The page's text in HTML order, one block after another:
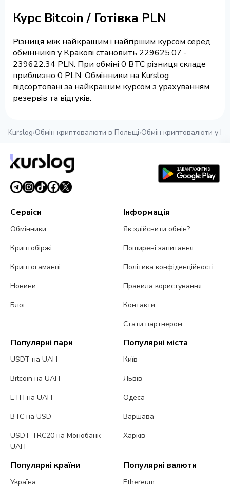
Курс Bitcoin / Готівка PLN
Різниця між найкращим і найгіршим курсом серед
обмінників у Кракові становить 229625.07 -
239622.34 PLN. При обміні 0 BTC різниця складе
приблизно 0 PLN. Обмінники на Kurslog
відсортовані за найкращим курсом з урахуванням
резервів та відгуків.
Kurslog›Обмін криптовалюти в Польщі›Обмін криптовалюти у
Сервіси
Обмінники
Криптобіржі
Криптогаманці
Новини
Блог
Інформація
Як здійснити обмін?
Поширені запитання
Політика конфіденційності
Правила користування
Контакти
Стати партнером
Популярні пари
USDT на UAH
Bitcoin на UAH
ETH на UAH
BTC на USD
USDT TRC20 на Монобанк
UAH
Популярні міста
Київ
Львів
Одеса
Варшава
Харків
Популярні країни
Україна
Популярні валюти
Ethereum